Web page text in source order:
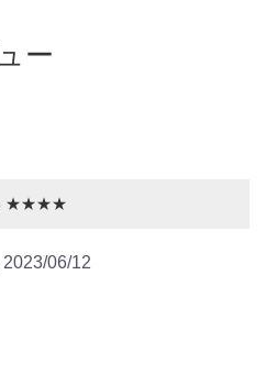
ー
★★★★
2023/06/12